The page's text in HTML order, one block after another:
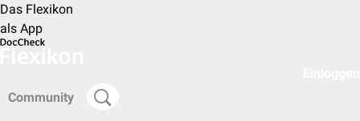
Das Flexikon
als App
Community